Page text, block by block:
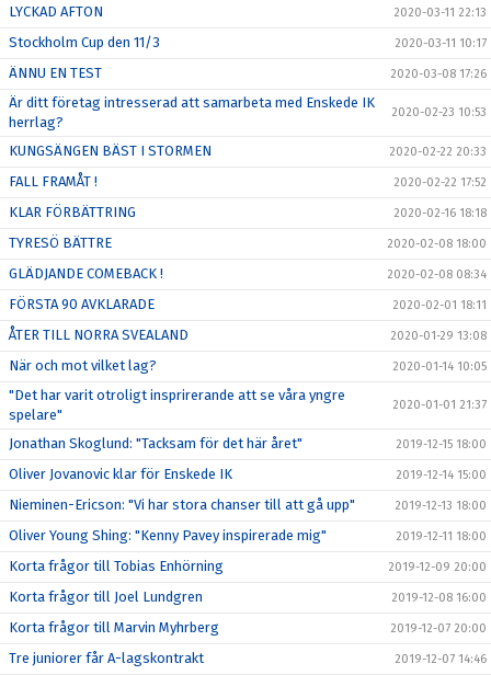
LYCKAD AFTON 2020-03-11 22:13
Stockholm Cup den 11/3 2020-03-11 10:17
ÄNNU EN TEST 2020-03-08 17:26
Är ditt företag intresserad att samarbeta med Enskede IK
herrlag?
2020-02-23 10:53
KUNGSÄNGEN BÄST I STORMEN 2020-02-22 20:33
FALL FRAMÅT ! 2020-02-22 17:52
KLAR FÖRBÄTTRING 2020-02-16 18:18
TYRESÖ BÄTTRE 2020-02-08 18:00
GLÄDJANDE COMEBACK ! 2020-02-08 08:34
FÖRSTA 90 AVKLARADE 2020-02-01 18:11
ÅTER TILL NORRA SVEALAND 2020-01-29 13:08
När och mot vilket lag? 2020-01-14 10:05
"Det har varit otroligt insprirerande att se våra yngre
spelare"
2020-01-01 21:37
Jonathan Skoglund: "Tacksam för det här året" 2019-12-15 18:00
Oliver Jovanovic klar för Enskede IK 2019-12-14 15:00
Nieminen-Ericson: "Vi har stora chanser till att gå upp" 2019-12-13 18:00
Oliver Young Shing: "Kenny Pavey inspirerade mig" 2019-12-11 18:00
Korta frågor till Tobias Enhörning 2019-12-09 20:00
Korta frågor till Joel Lundgren 2019-12-08 16:00
Korta frågor till Marvin Myhrberg 2019-12-07 20:00
Tre juniorer får A-lagskontrakt 2019-12-07 14:46